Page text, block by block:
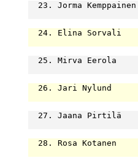
23. Jorma
24. Elina Sorvali
25. Mirva Eerola
26. Jari Nylund
27. Jaana Pirtilä
28. Rosa Kotanen